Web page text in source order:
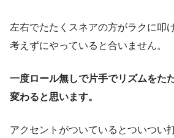
左右でたたくスネアの方がラクに叩
考えずにやっていると合いません。
一度ロール無しで片手でリズムをた
変わると思います。
アクセントがついているとついつい